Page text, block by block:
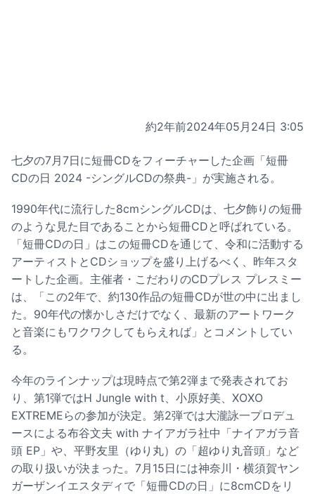
約2年前2024年05月24日 3:05
七夕の7月7日に短冊CDをフィーチャーした企画「短冊
CDの日 2024 -シングルCDの祭典-」が実施される。
1990年代に流行した8cmシングルCDは、七夕飾りの短冊
のような見た目であることから短冊CDと呼ばれている。
「短冊CDの日」はこの短冊CDを通じて、令和に活動する
アーティストとCDショップを盛り上げるべく、昨年スタ
ートした企画。主催者・こだわりのCDプレス プレスミー
は、「この2年で、約130作品の短冊CDが世の中に出まし
た。90年代の懐かしさだけでなく、最新のアートワーク
と音楽にもワクワクしてもらえれば」とコメントしてい
る。
今年のラインナップは現時点で第2弾まで発表されてお
り、第1弾ではH Jungle with t、小原好美、XOXO
EXTREMEらの参加が決定。第2弾では大瀧詠一プロデュ
ースによる布谷文夫 with ナイアガラ社中「ナイアガラ音
頭 EP」や、平野友里（ゆり丸）の「超ゆり丸音頭」など
の取り扱いが決まった。7月15日には神奈川・横須賀ヤン
ガーザンイエスタディで「短冊CDの日」に8cmCDをリ